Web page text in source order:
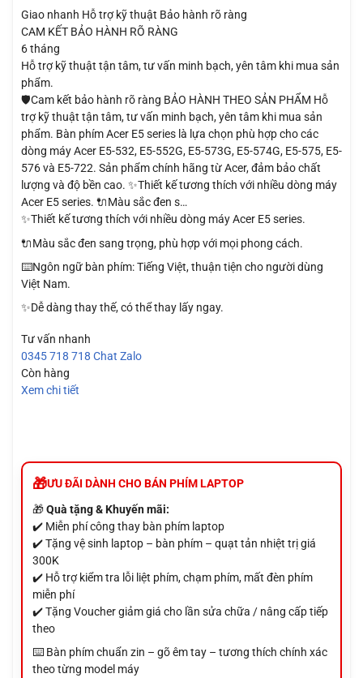
Giao nhanh Hỗ trợ kỹ thuật Bảo hành rõ ràng
CAM KẾT BẢO HÀNH RÕ RÀNG
6 tháng
Hỗ trợ kỹ thuật tận tâm, tư vấn minh bạch, yên tâm khi mua sản
phẩm.
🛡️Cam kết bảo hành rõ ràng BẢO HÀNH THEO SẢN PHẨM Hỗ
trợ kỹ thuật tận tâm, tư vấn minh bạch, yên tâm khi mua sản
phẩm. Bàn phím Acer E5 series là lựa chọn phù hợp cho các
dòng máy Acer E5-532, E5-552G, E5-573G, E5-574G, E5-575, E5-
576 và E5-722. Sản phẩm chính hãng từ Acer, đảm bảo chất
lượng và độ bền cao. ✨Thiết kế tương thích với nhiều dòng máy
Acer E5 series. 🔌Màu sắc đen s…
✨Thiết kế tương thích với nhiều dòng máy Acer E5 series.
🔌Màu sắc đen sang trọng, phù hợp với mọi phong cách.
⌨️Ngôn ngữ bàn phím: Tiếng Việt, thuận tiện cho người dùng
Việt Nam.
✨Dễ dàng thay thế, có thể thay lấy ngay.
Tư vấn nhanh
0345 718 718 Chat Zalo
Còn hàng
Xem chi tiết
ƯU ĐÃI DÀNH CHO BÁN PHÍM LAPTOP
🎁Quà tặng & Khuyến mãi:
✔️ Miễn phí công thay bàn phím laptop
✔️ Tặng vệ sinh laptop – bàn phím – quạt tản nhiệt trị giá
300K
✔️ Hỗ trợ kiểm tra lỗi liệt phím, chạm phím, mất đèn phím
miễn phí
✔️ Tặng Voucher giảm giá cho lần sửa chữa / nâng cấp tiếp
theo
⌨️ Bàn phím chuẩn zin – gõ êm tay – tương thích chính xác
theo từng model máy